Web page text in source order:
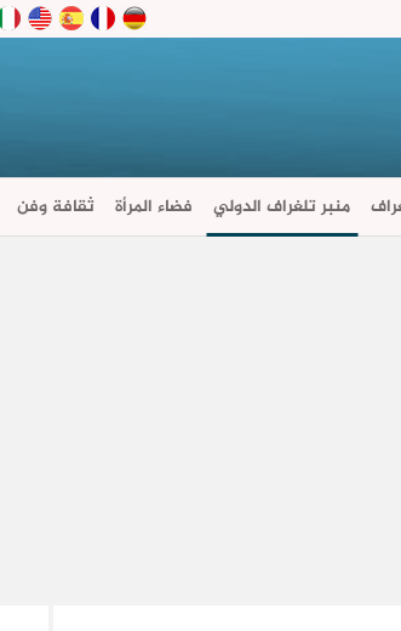
منبر تلغراف الدولي فضاء المرأة ثقافة وفن